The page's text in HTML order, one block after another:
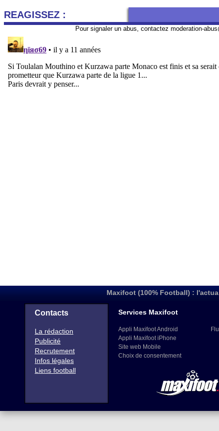
REAGISSEZ :
Pour signaler un abus, contactez moderation-
Maxifoot (100% Football) :
Contacts
La rédaction
Publicité
Recrutement
Infos légales
Liens football
Services Maxifoot
Appli Maxifoot Android
Appli Maxifoot iPhone
Site web Mobile
Choix de consentement